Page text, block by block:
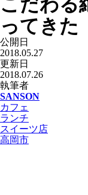
ってきた
公開日
2018.05.27
更新日
2018.07.26
執筆者
SANSON
カフェ
ランチ
スイーツ店
高岡市